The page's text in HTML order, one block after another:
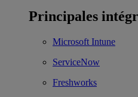
Principales
Microsoft Intune
ServiceNow
Freshworks